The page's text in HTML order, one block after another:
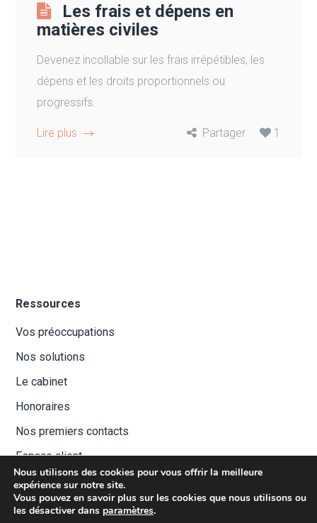
Les frais et dépens en
matières civiles
Devenez incollable sur les frais irrépétibles, les
dépens et les droits proportionnels ou
progressifs.
Lire plus Partager 1
Ressources
Vos préoccupations
Nos solutions
Le cabinet
Honoraires
Nos premiers contacts
Espace client
Nous utilisons des cookies pour vous offrir la meilleure
expérience sur notre site.
Vous pouvez en savoir plus sur les cookies que nous utilisons ou
les désactiver dans paramètres.